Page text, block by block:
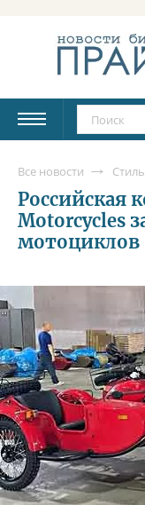
Все новости
Российская
Motorcycles
мотоциклов